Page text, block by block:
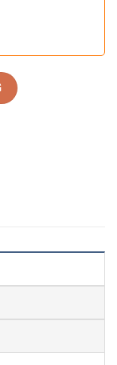
số lượng